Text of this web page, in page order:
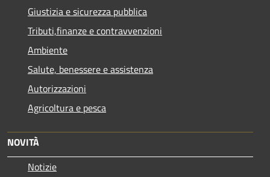
Giustizia e sicurezza pubblica
Tributi,finanze e contravvenzioni
Ambiente
Salute, benessere e assistenza
Autorizzazioni
Agricoltura e pesca
NOVITÀ
Notizie